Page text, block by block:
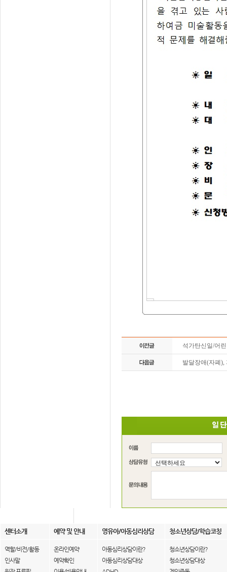
석가탄신일/어
발달장애(자폐),
센터소개 예약 및 안내 영유아/아동심리상담 청소년상담/학습코칭
역할/비전/활동
인사말
온라인예약
예약확인
아동심리상담이란?
아동심리상담대상
청소년상담이란?
청소년상담대상